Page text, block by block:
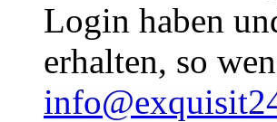
Login haben
erhalten, so